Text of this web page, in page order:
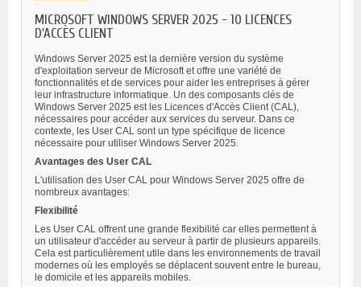
MICROSOFT WINDOWS SERVER 2025 - 10 LICENCES
D'ACCÈS CLIENT
Windows Server 2025 est la dernière version du système
d'exploitation serveur de Microsoft et offre une variété de
fonctionnalités et de services pour aider les entreprises à gérer
leur infrastructure informatique. Un des composants clés de
Windows Server 2025 est les Licences d'Accès Client (CAL),
nécessaires pour accéder aux services du serveur. Dans ce
contexte, les User CAL sont un type spécifique de licence
nécessaire pour utiliser Windows Server 2025.
Avantages des User CAL
L'utilisation des User CAL pour Windows Server 2025 offre de
nombreux avantages:
Flexibilité
Les User CAL offrent une grande flexibilité car elles permettent à
un utilisateur d'accéder au serveur à partir de plusieurs appareils.
Cela est particulièrement utile dans les environnements de travail
modernes où les employés se déplacent souvent entre le bureau,
le domicile et les appareils mobiles.